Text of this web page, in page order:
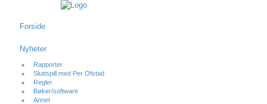
Forside
Nyheter
Rapporter
Sluttspill med Per Ofstad
Regler
Bøker/software
Annet